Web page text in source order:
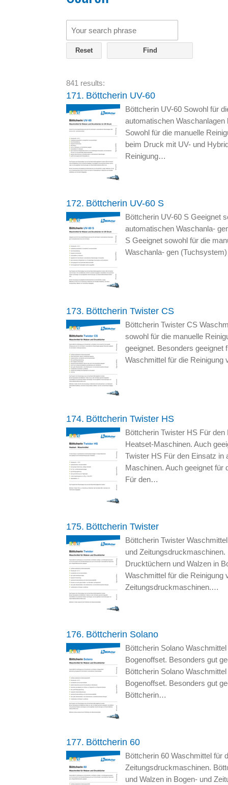
Reset
841 results:
171. Böttcherin UV-60
Böttcherin UV-60 Sowohl für
automatischen
Sowohl für die manuelle
beim Druck mit UV- und
Reinigung…
172. Böttcherin UV-60 S
Böttcherin UV-60 S Geeignet
automatischen Waschanla-
S Geeignet sowohl für die
Waschanla- gen
173. Böttcherin Twister CS
Böttcherin Twister CS
sowohl für die manuelle
geeignet. Besonders geeignet
Waschmittel für die
174. Böttcherin Twister HS
Böttcherin Twister HS Für
Heatset-Maschinen. Auch
Twister HS Für den Einsatz
Maschinen. Auch geeignet für
Für den…
175. Böttcherin Twister
Böttcherin Twister
und
Drucktüchern und Walzen in
Waschmittel für die Reinigung
Zeitungsdruckmaschinen.…
176. Böttcherin Solano
Böttcherin Solano
Bogenoffset. Besonders gut
Böttcherin Solano
Bogenoffset. Besonders gut
Böttcherin…
177. Böttcherin 60
Böttcherin 60 Waschmittel für
Zeitungsdruckmaschinen.
und Walzen in Bogen- und